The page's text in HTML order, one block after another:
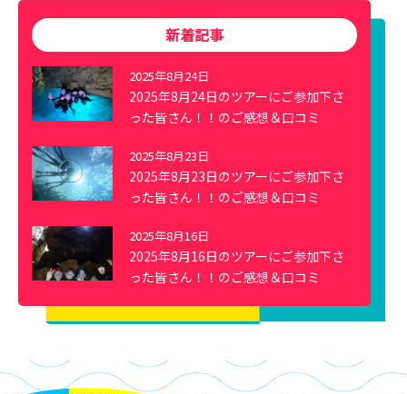
新着記事
2025年8月24日
2025年8月24日のツアーにご参加下さ
った皆さん！！のご感想＆口コミ
2025年8月23日
2025年8月23日のツアーにご参加下さ
った皆さん！！のご感想＆口コミ
2025年8月16日
2025年8月16日のツアーにご参加下さ
った皆さん！！のご感想＆口コミ